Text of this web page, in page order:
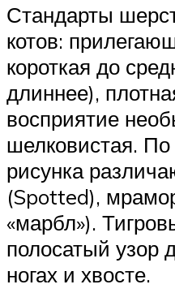
Стандарты
котов:
короткая до
длиннее),
восприятие
шелковистая.
рисунка
(Spotted),
«марбл»).
полосатый узор
ногах и хвосте.